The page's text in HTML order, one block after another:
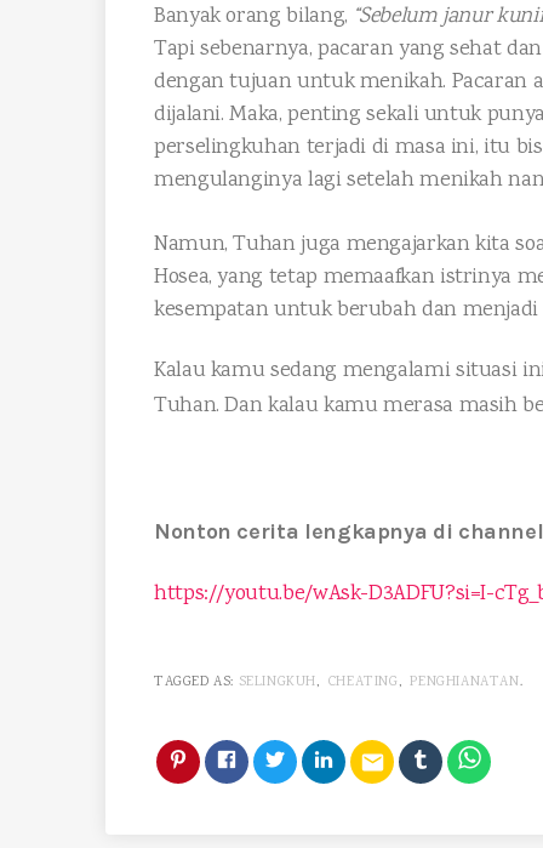
Banyak orang bilang, “Sebelum janur
Tapi sebenarnya, pacaran yang sehat
dengan tujuan untuk menikah.
dijalani. Maka, penting sekali untuk
perselingkuhan terjadi di masa ini, itu
mengulanginya lagi setelah menikah
Namun, Tuhan juga mengajarkan kita
Hosea, yang tetap memaafkan istrinya
kesempatan untuk berubah dan
Kalau kamu sedang mengalami situasi
Tuhan. Dan kalau kamu merasa masih
Nonton cerita lengkapnya di channel
https://youtu.be/wAsk-D3ADFU?si=I-
TAGGED AS: SELINGKUH, CHEATING,PENGHIANATAN.
email